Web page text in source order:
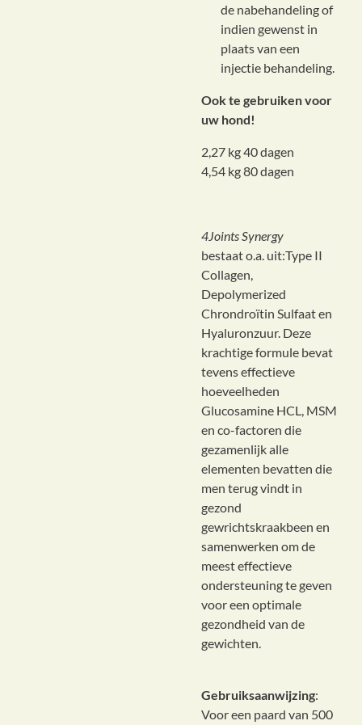
de nabehandeling of
indien gewenst in
plaats van een
injectie behandeling.
Ook te gebruiken voor
uw hond!
2,27 kg 40 dagen
4,54 kg 80 dagen
4Joints Synergy
bestaato.a. uit:Type II
Collagen,
Depolymerized
Chrondroïtin Sulfaat en
Hyaluronzuur. Deze
krachtige formule bevat
tevens effectieve
hoeveelheden
Glucosamine HCL, MSM
en co-factoren die
gezamenlijk alle
elementen bevatten die
men terug vindt in
gezond
gewrichtskraakbeen en
samenwerken om de
meest effectieve
ondersteuning te geven
voor een optimale
gezondheid van de
gewichten.
Gebruiksaanwijzing:
Voor een paard van 500